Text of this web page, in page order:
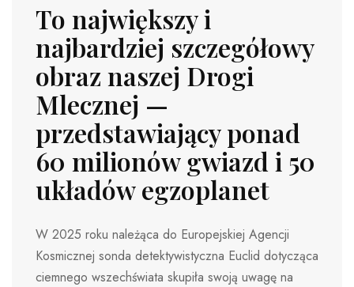
To największy i
najbardziej szczegółowy
obraz naszej Drogi
Mlecznej —
przedstawiający ponad
60 milionów gwiazd i 50
układów egzoplanet
W 2025 roku należąca do Europejskiej Agencji
Kosmicznej sonda detektywistyczna Euclid dotycząca
ciemnego wszechświata skupiła swoją uwagę na